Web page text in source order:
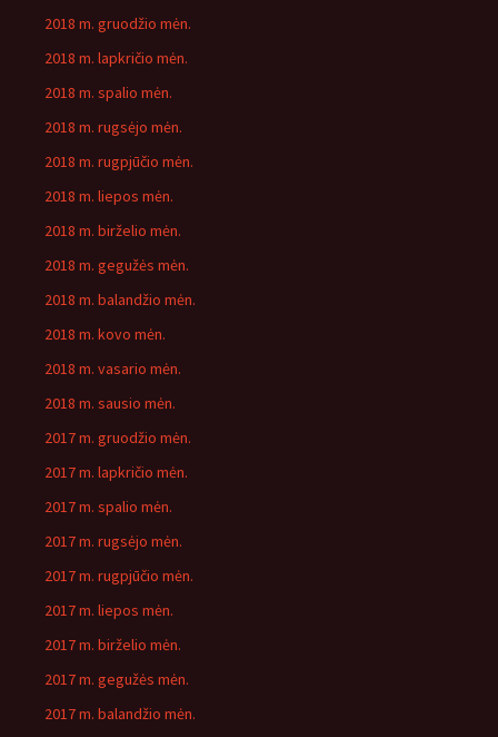
2018 m. gruodžio mėn.
2018 m. lapkričio mėn.
2018 m. spalio mėn.
2018 m. rugsėjo mėn.
2018 m. rugpjūčio mėn.
2018 m. liepos mėn.
2018 m. birželio mėn.
2018 m. gegužės mėn.
2018 m. balandžio mėn.
2018 m. kovo mėn.
2018 m. vasario mėn.
2018 m. sausio mėn.
2017 m. gruodžio mėn.
2017 m. lapkričio mėn.
2017 m. spalio mėn.
2017 m. rugsėjo mėn.
2017 m. rugpjūčio mėn.
2017 m. liepos mėn.
2017 m. birželio mėn.
2017 m. gegužės mėn.
2017 m. balandžio mėn.